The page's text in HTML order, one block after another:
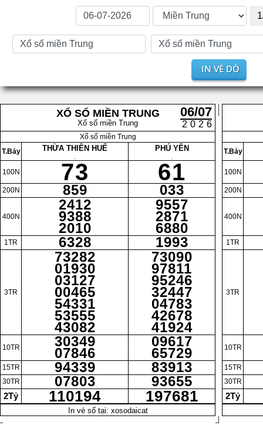
IN VÉ DÒ
XỔ SỐ MIỀN TRUNG
Xổ số miền Trung
06/07
2026
Xổ số miền Trung
T.Bảy
100N
200N
400N
1TR
3TR
10TR
15TR
30TR
2Tỷ
THỪA THIÊN HUẾ
73
859
2412
9388
2010
6328
73282
01930
03127
00465
54331
53555
43082
30349
07846
94339
07803
110194
PHÚ YÊN
61
033
9557
2871
6880
1993
73090
97811
95246
32447
04783
42678
41924
09617
65729
83913
93655
197681
In vé số tại: xosodaicat
T.Bảy
100N
200N
400N
1TR
3TR
10TR
15TR
30TR
2Tỷ